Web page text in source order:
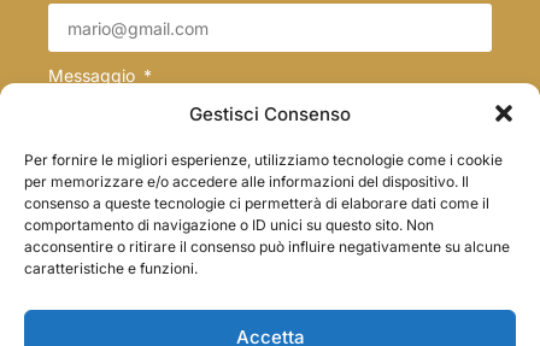
Gestisci Consenso
Per fornire le migliori esperienze, utilizziamo tecnologie come i cookie
per memorizzare e/o accedere alle informazioni del dispositivo. Il
consenso a queste tecnologie ci permetterà di elaborare dati come il
comportamento di navigazione o ID unici su questo sito. Non
acconsentire o ritirare il consenso può influire negativamente su alcune
caratteristiche e funzioni.
Accetta
Messaggio
Trattamento dei dati
Acconsento al trattamento dei dati come espresso
nella privacy policy di questo sito